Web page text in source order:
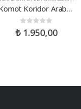
Komot Koridor Arabası
₺1.950,00